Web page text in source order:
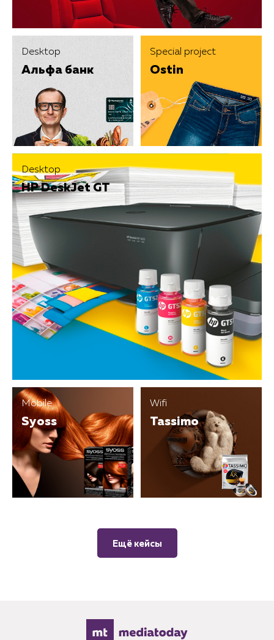
Desktop
Альфа банк
Special project
Ostin
Desktop
HP DeskJet GT
Mobile
Syoss
Wifi
Tassimo
Ещё кейсы